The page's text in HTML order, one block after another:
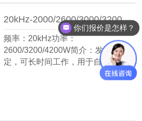
20kHz-2000/2600/3000/3200W SAG 灵科超声波发生器 模拟
频率：20kHz功率：
2600/3200/4200W简介：发波稳
定，可长时间工作，用于自动化…
【详情】
你们报价是怎样？